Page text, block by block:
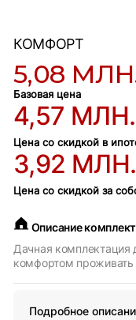
КОМФОРТ
5,08
Базовая цена
4,57
Цена со скидкой в
3,92
Цена со скидкой за
Описание
Дачная комплектация
комфортом
Подробное